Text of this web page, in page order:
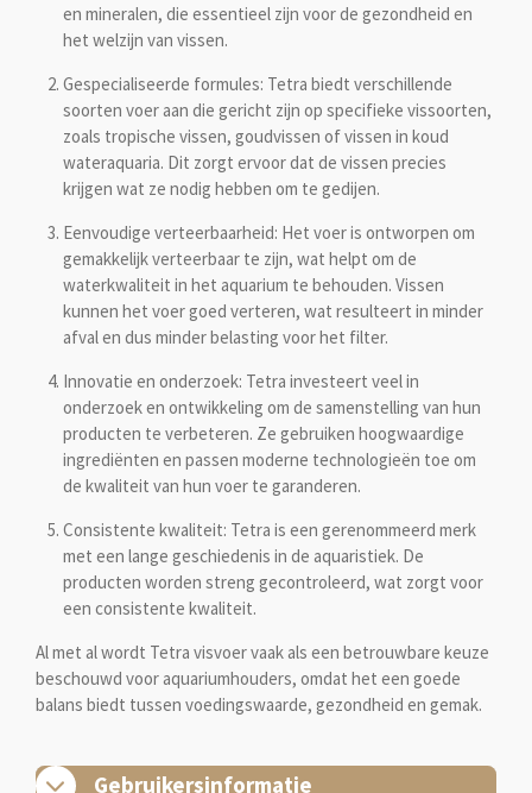
en mineralen, die essentieel zijn voor de gezondheid en
het welzijn van vissen.
Gespecialiseerde formules: Tetra biedt verschillende
soorten voer aan die gericht zijn op specifieke vissoorten,
zoals tropische vissen, goudvissen of vissen in koud
wateraquaria. Dit zorgt ervoor dat de vissen precies
krijgen wat ze nodig hebben om te gedijen.
Eenvoudige verteerbaarheid: Het voer is ontworpen om
gemakkelijk verteerbaar te zijn, wat helpt om de
waterkwaliteit in het aquarium te behouden. Vissen
kunnen het voer goed verteren, wat resulteert in minder
afval en dus minder belasting voor het filter.
Innovatie en onderzoek: Tetra investeert veel in
onderzoek en ontwikkeling om de samenstelling van hun
producten te verbeteren. Ze gebruiken hoogwaardige
ingrediënten en passen moderne technologieën toe om
de kwaliteit van hun voer te garanderen.
Consistente kwaliteit: Tetra is een gerenommeerd merk
met een lange geschiedenis in de aquaristiek. De
producten worden streng gecontroleerd, wat zorgt voor
een consistente kwaliteit.
Al met al wordt Tetra visvoer vaak als een betrouwbare keuze
beschouwd voor aquariumhouders, omdat het een goede
balans biedt tussen voedingswaarde, gezondheid en gemak.
Gebruikersinformatie